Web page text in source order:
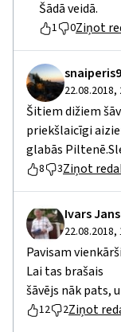
Šādā veidā.
1 0Ziņot
22.08.2018,
Šitiem dižiem
priekšlaicīgi
glabās
8 3Ziņot
Ivars
22.08.2018,
Pavisam
Lai tas brašais
šāvējs nāk pats,
12 2Ziņot